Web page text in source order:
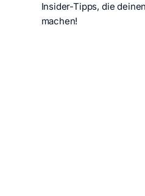
Insider-Tipps, die
machen!